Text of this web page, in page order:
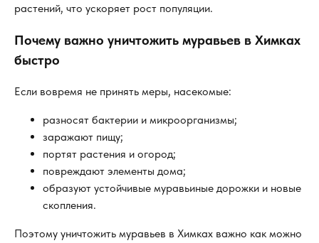
растений, что ускоряет рост популяции.
Почему важно уничтожить муравьев в Химках
быстро
Если вовремя не принять меры, насекомые:
разносят бактерии и микроорганизмы;
заражают пищу;
портят растения и огород;
повреждают элементы дома;
образуют устойчивые муравьиные дорожки и новые
скопления.
Поэтому уничтожить муравьев в Химках важно как можно